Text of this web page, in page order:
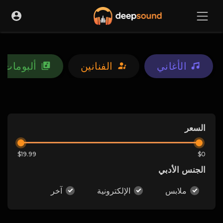
الأغاني الفنانين ألبومات
السعر
$0
$19.99
الجنس الأدبي
ملابس الإلكترونية آخر